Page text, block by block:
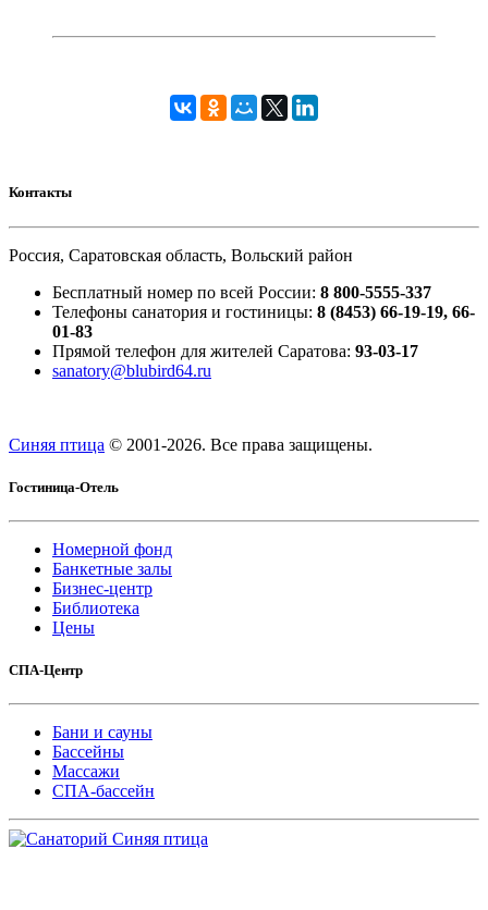
Контакты
Россия, Саратовская область, Вольский район
Бесплатный номер по всей России: 8 800-5555-337
Телефоны санатория и гостиницы: 8 (8453) 66-19-19, 66-
01-83
Прямой телефон для жителей Саратова: 93-03-17
sanatory@blubird64.ru
Синяя птица © 2001-2026. Все права защищены.
Гостиница-Отель
Номерной фонд
Банкетные залы
Бизнес-центр
Библиотека
Цены
СПА-Центр
Бани и сауны
Бассейны
Массажи
СПА-бассейн